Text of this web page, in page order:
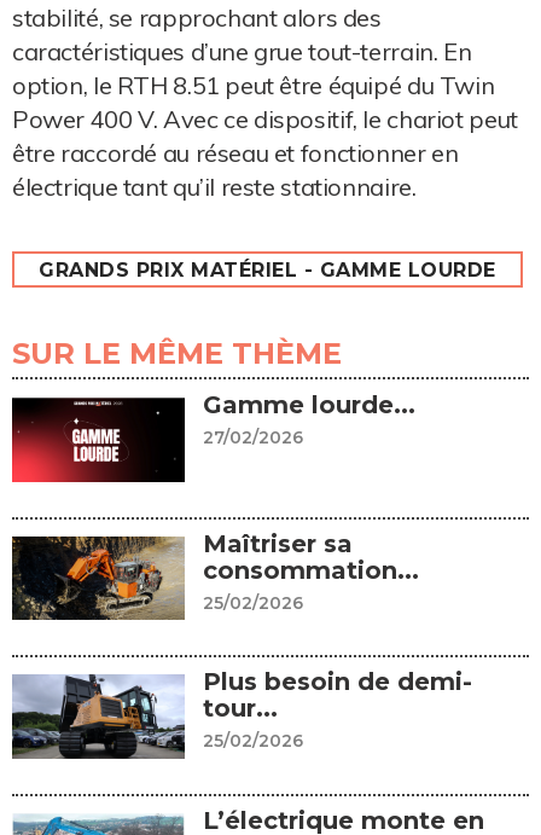
stabilité, se rapprochant alors des
caractéristiques d’une grue tout-terrain. En
option, le RTH 8.51 peut être équipé du Twin
Power 400 V. Avec ce dispositif, le chariot peut
être raccordé au réseau et fonctionner en
électrique tant qu’il reste stationnaire.
GRANDS PRIX MATÉRIEL - GAMME LOURDE
SUR LE MÊME THÈME
Gamme lourde...
27/02/2026
Maîtriser sa
consommation...
25/02/2026
Plus besoin de demi-
tour...
25/02/2026
L’électrique monte en